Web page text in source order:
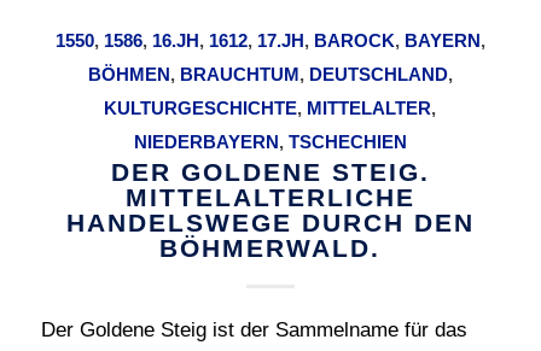
1550, 1586, 16.JH, 1612, 17.JH, BAROCK, BAYERN,
BÖHMEN, BRAUCHTUM, DEUTSCHLAND,
KULTURGESCHICHTE, MITTELALTER,
NIEDERBAYERN, TSCHECHIEN
DER GOLDENE STEIG.
MITTELALTERLICHE
HANDELSWEGE DURCH DEN
BÖHMERWALD.
Der Goldene Steig ist der Sammelname für das